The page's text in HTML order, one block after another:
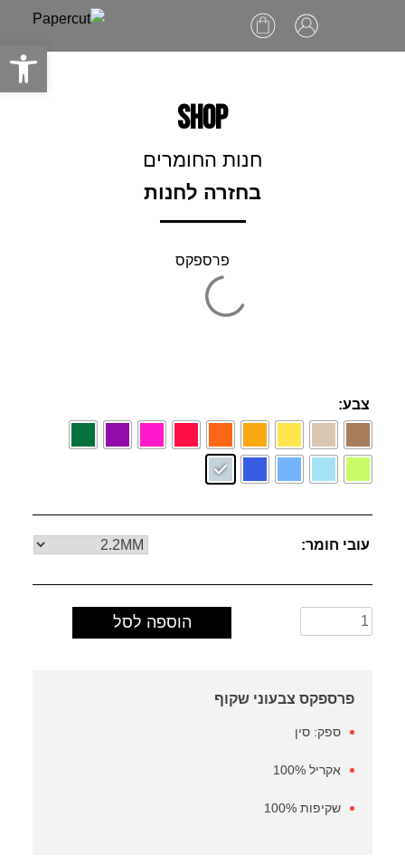
content
SHOP
חנות החומרים
בחזרה לחנות
פרספקס
צבע
עובי חומר
כמות
של
שקוף
הוספה לסל
פרספקס צבעוני שקוף
ספק: סין
אקריל 100%
שקיפות 100%
פתח